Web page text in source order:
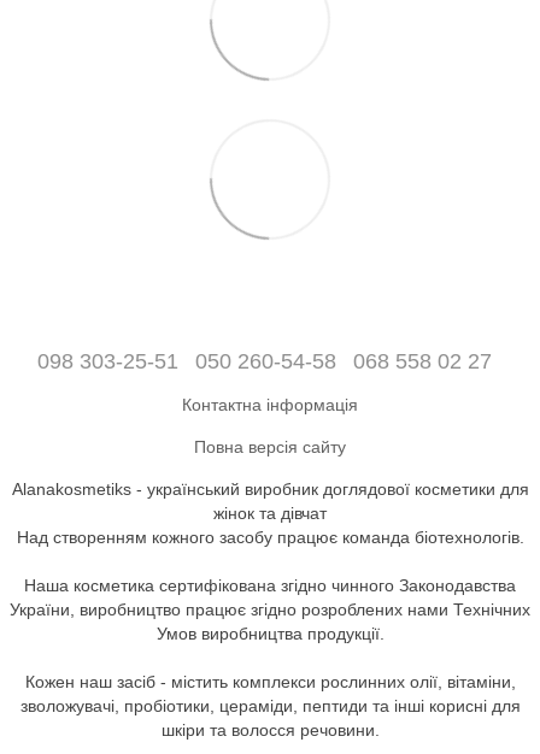
098 303-25-51 050 260-54-58 068 558 02 27
Контактна інформація
Повна версія сайту
Alanakosmetiks - український виробник доглядової косметики для
жінок та дівчат
Над створенням кожного засобу працює команда біотехнологів.
Наша косметика сертифікована згідно чинного Законодавства
України, виробництво працює згідно розроблених нами Технічних
Умов виробництва продукції.
Кожен наш засіб - містить комплекси рослинних олії, вітаміни,
зволожувачі, пробіотики, цераміди, пептиди та інші корисні для
шкіри та волосся речовини.